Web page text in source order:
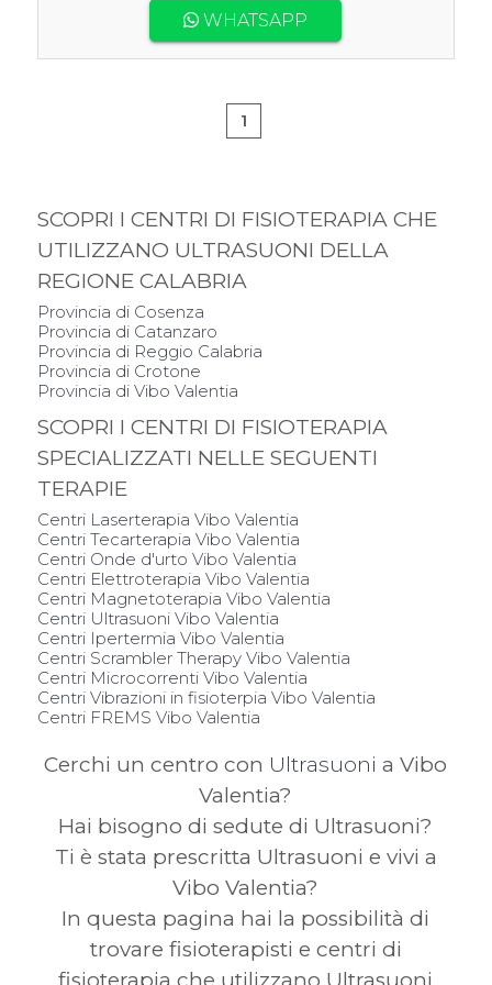
WHATSAPP
1
SCOPRI I CENTRI DI FISIOTERAPIA CHE
UTILIZZANO ULTRASUONI DELLA
REGIONE CALABRIA
Provincia di Cosenza
Provincia di Catanzaro
Provincia di Reggio Calabria
Provincia di Crotone
Provincia di Vibo Valentia
SCOPRI I CENTRI DI FISIOTERAPIA
SPECIALIZZATI NELLE SEGUENTI
TERAPIE
Centri Laserterapia Vibo Valentia
Centri Tecarterapia Vibo Valentia
Centri Onde d'urto Vibo Valentia
Centri Elettroterapia Vibo Valentia
Centri Magnetoterapia Vibo Valentia
Centri Ultrasuoni Vibo Valentia
Centri Ipertermia Vibo Valentia
Centri Scrambler Therapy Vibo Valentia
Centri Microcorrenti Vibo Valentia
Centri Vibrazioni in fisioterpia Vibo Valentia
Centri FREMS Vibo Valentia
Cerchi un centro con Ultrasuoni a Vibo
Valentia?
Hai bisogno di sedute di Ultrasuoni?
Ti è stata prescritta Ultrasuoni e vivi a
Vibo Valentia?
In questa pagina hai la possibilità di
trovare fisioterapisti e centri di
fisioterapia che utilizzano Ultrasuoni